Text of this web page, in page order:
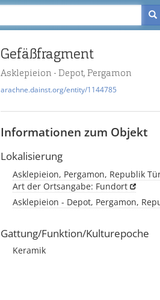
Gefäßfragment
Asklepieion - Depot, Pergamon
arachne.dainst.org/entity/1144785
Informationen zum Objekt
Lokalisierung
Asklepieion, Pergamon, Republik
Art der Ortsangabe: Fundort
Asklepieion - Depot, Pergamon,
Gattung/Funktion/Kulturepoche
Keramik